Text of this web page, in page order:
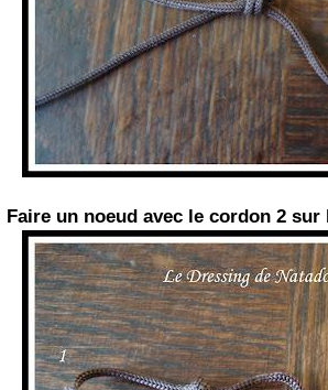
Faire un noeud avec le cordon 2 sur